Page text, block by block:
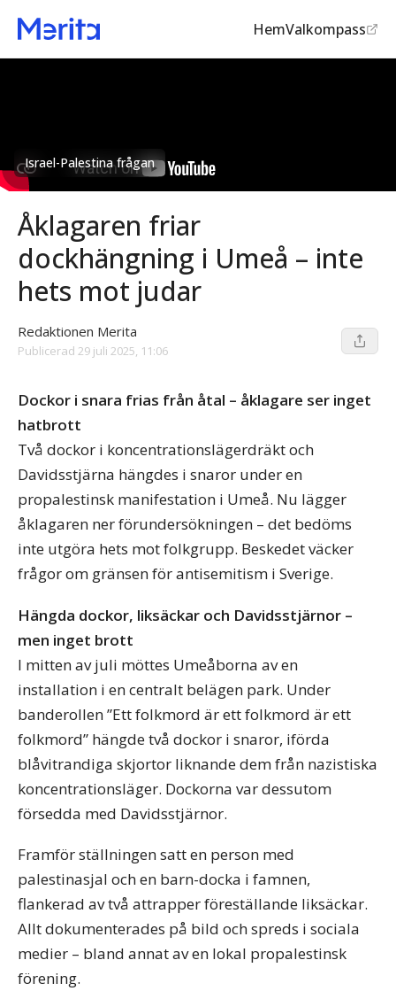
HemValkompass
Israel-Palestina frågan
Åklagaren friar
dockhängning i Umeå – inte
hets mot judar
Redaktionen Merita
Publicerad 29 juli 2025, 11:06
Dockor i snara frias från åtal – åklagare ser inget
hatbrott
Två dockor i koncentrationslägerdräkt och
Davidsstjärna hängdes i snaror under en
propalestinsk manifestation i Umeå. Nu lägger
åklagaren ner förundersökningen – det bedöms
inte utgöra hets mot folkgrupp. Beskedet väcker
frågor om gränsen för antisemitism i Sverige.
Hängda dockor, liksäckar och Davidsstjärnor –
men inget brott
I mitten av juli möttes Umeåborna av en
installation i en centralt belägen park. Under
banderollen ”Ett folkmord är ett folkmord är ett
folkmord” hängde två dockor i snaror, iförda
blåvitrandiga skjortor liknande dem från nazistiska
koncentrationsläger. Dockorna var dessutom
försedda med Davidsstjärnor.
Framför ställningen satt en person med
palestinasjal och en barn-docka i famnen,
flankerad av två attrapper föreställande liksäckar.
Allt dokumenterades på bild och spreds i sociala
medier – bland annat av en lokal propalestinsk
förening.